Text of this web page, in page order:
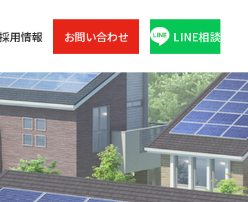
用情報 お問い合わせ LINE相談